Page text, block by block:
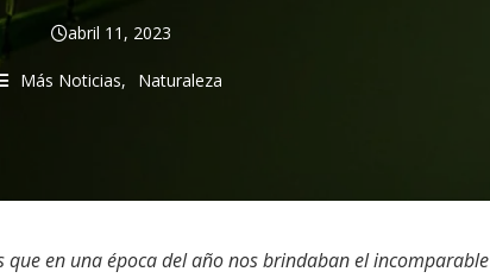
abril 11, 2023
Más Noticias Naturaleza
en una época del año nos brindaban el incomparable